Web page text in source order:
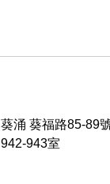
葵涌 葵福路85-89
942-943室